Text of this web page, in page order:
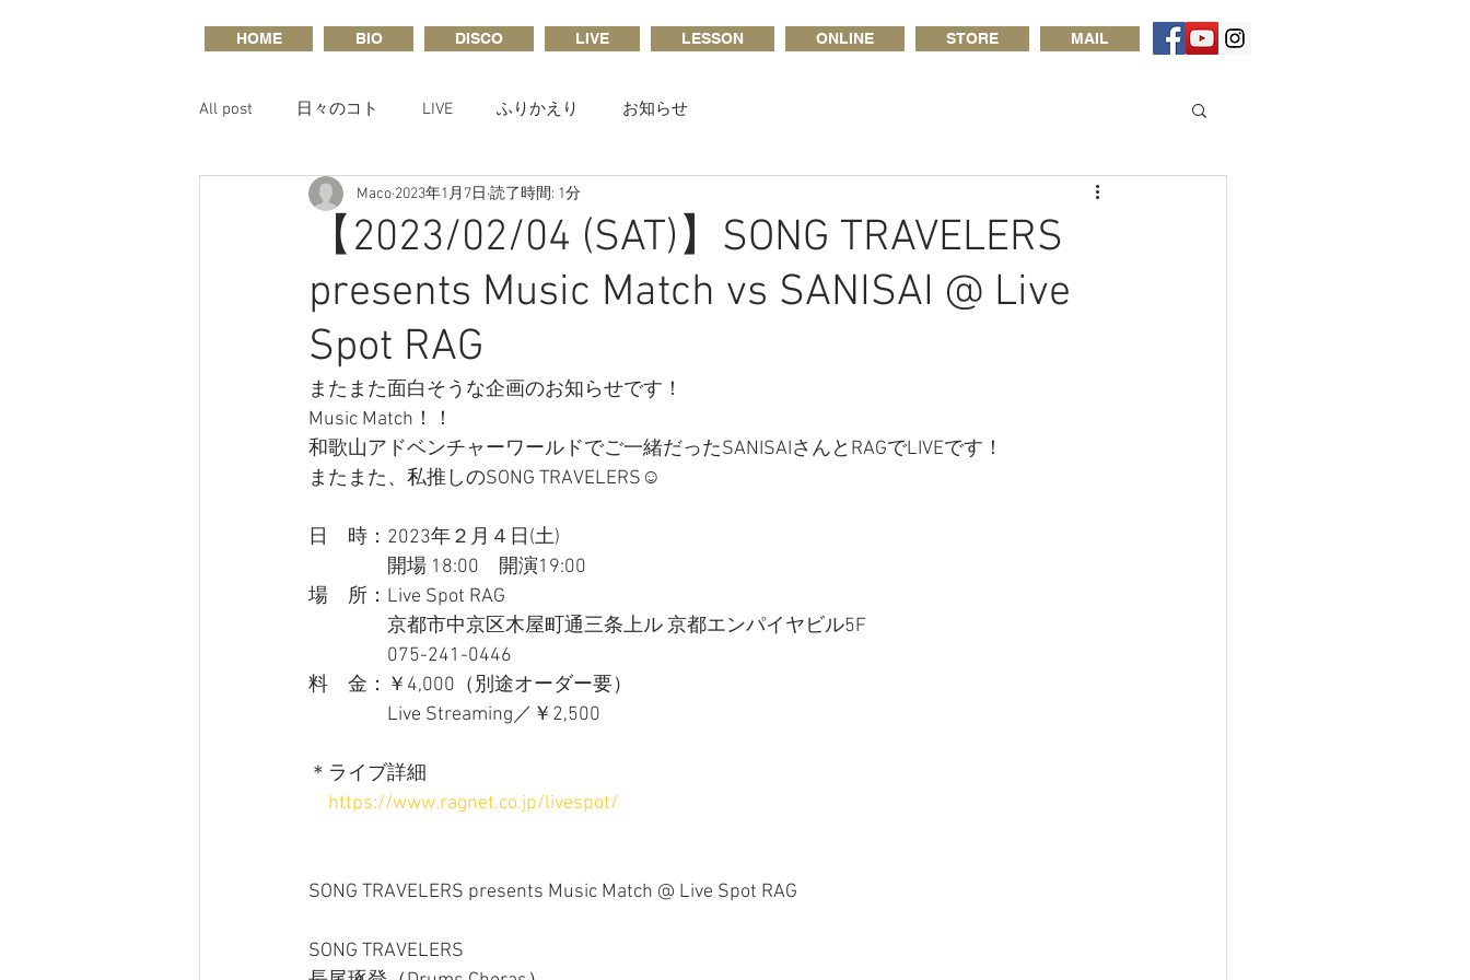
HOME BIO DISCO LIVE LESSON ONLINE STORE MAIL
All post 日々のコト LIVE ふりかえり お知らせ
【2023/02/04 (SAT)】SONG TRAVELERS
presents Music Match vs SANISAI @ Live
Spot RAG
Maco 2023年1月7日 読了時間: 1分
またまた面白そうな企画のお知らせです！
Music Match！！
和歌山アドベンチャーワールドでご一緒だったSANISAIさんとRAGでLIVEです！
またまた、私推しのSONG TRAVELERS☺︎
日　時：2023年２月４日(土)
開場 18:00　開演19:00
場　所：Live Spot RAG
京都市中京区木屋町通三条上ル 京都エンパイヤビル5F
075-241-0446
料　金：￥4,000（別途オーダー要）
Live Streaming／￥2,500
＊ライブ詳細
https://www.ragnet.co.jp/livespot/
SONG TRAVELERS presents Music Match @ Live Spot RAG
SONG TRAVELERS